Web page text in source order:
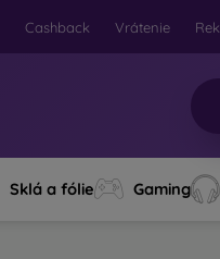
Cashback Vrátenie
Sklá a fólie Gaming